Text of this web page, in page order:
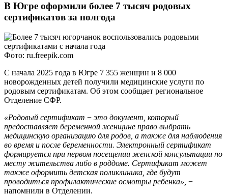
В Югре оформили более 7 тысяч родовых
сертификатов за полгода
Фото: ru.freepik.com
С начала 2025 года в Югре 7 355 женщин и 8 000
новорожденных детей получили медицинские услуги по
родовым сертификатам. Об этом сообщает региональное
Отделение СФР.
«Родовый сертификат − это документ, который
предоставляет беременной женщине право выбрать
медицинскую организацию для родов, а также для наблюдения
во время и после беременности. Электронный сертификат
формируется при первом посещении женской консультации по
месту жительства либо в роддоме. Сертификат может
также оформить детская поликлиника, где будут
проводиться профилактические осмотры ребенка», −
напомнили в Отделении.